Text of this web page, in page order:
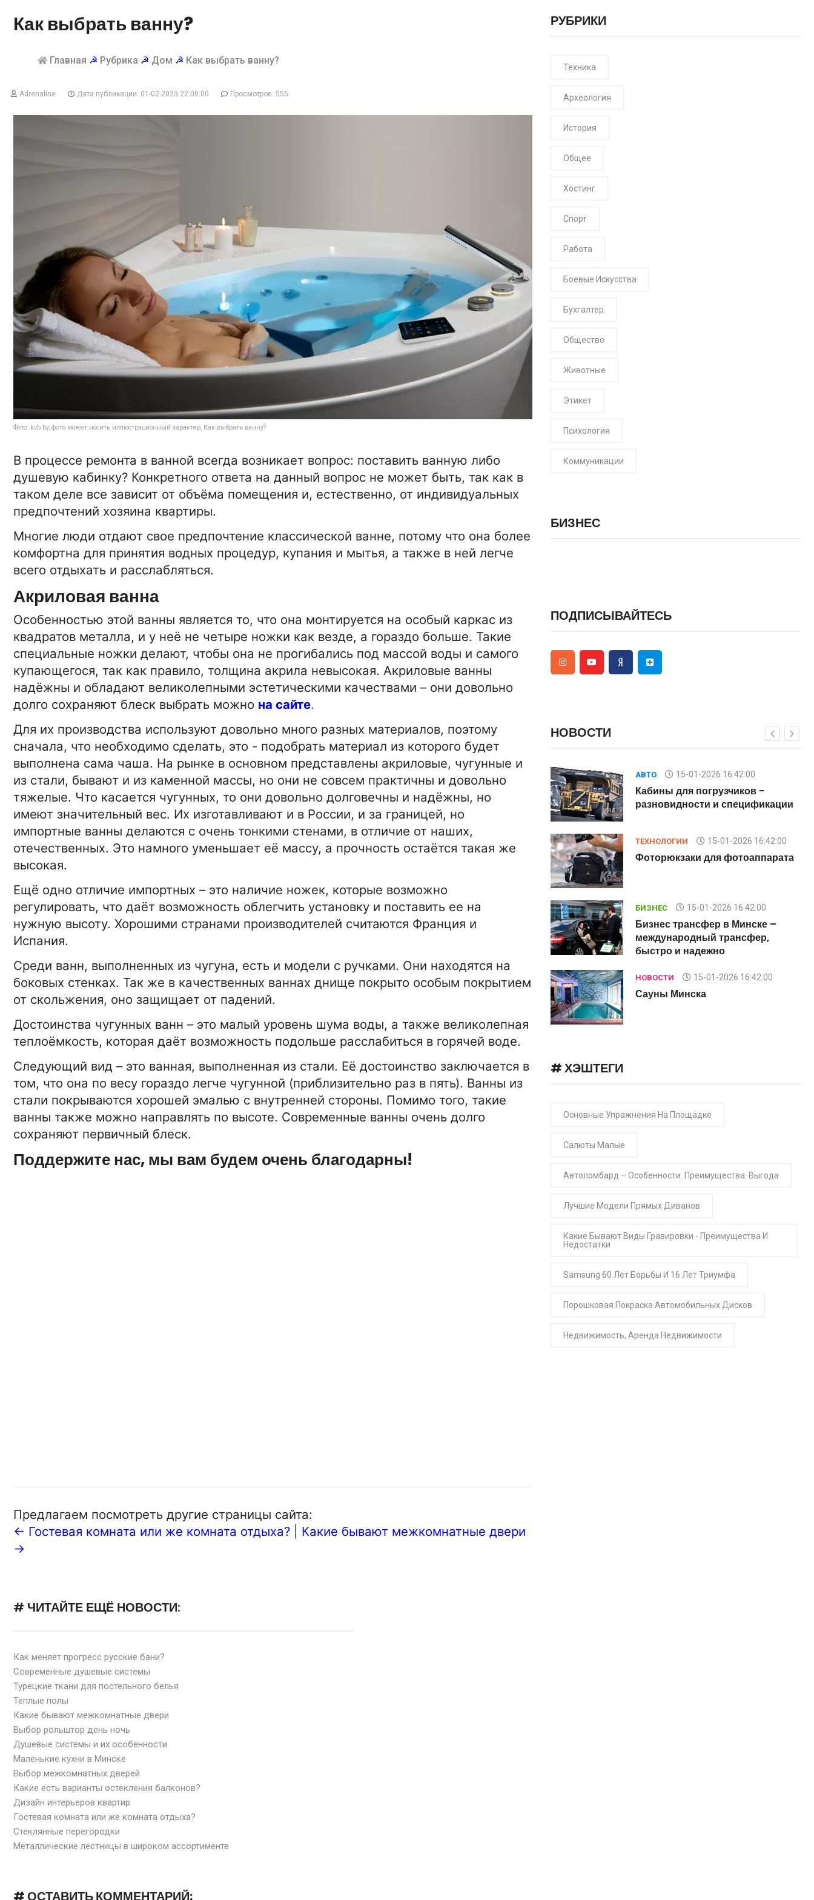
Как выбрать ванну?
Главная ☭ Рубрика ☭ Дом ☭ Как выбрать ванну?
Adrenaline Дата публикации: 01-02-2023 22:00:00 Просмотров: 555
Фото: kvb.by, фото может носить иллюстрационный характер, Как выбрать ванну?
В процессе ремонта в ванной всегда возникает вопрос: поставить ванную либо
душевую кабинку? Конкретного ответа на данный вопрос не может быть, так как в
таком деле все зависит от объёма помещения и, естественно, от индивидуальных
предпочтений хозяина квартиры.
Многие люди отдают свое предпочтение классической ванне, потому что она более
комфортна для принятия водных процедур, купания и мытья, а также в ней легче
всего отдыхать и расслабляться.
Акриловая ванна
Особенностью этой ванны является то, что она монтируется на особый каркас из
квадратов металла, и у неё не четыре ножки как везде, а гораздо больше. Такие
специальные ножки делают, чтобы она не прогибались под массой воды и самого
купающегося, так как правило, толщина акрила невысокая. Акриловые ванны
надёжны и обладают великолепными эстетическими качествами – они довольно
долго сохраняют блеск выбрать можно на сайте.
Для их производства используют довольно много разных материалов, поэтому
сначала, что необходимо сделать, это - подобрать материал из которого будет
выполнена сама чаша. На рынке в основном представлены акриловые, чугунные и
из стали, бывают и из каменной массы, но они не совсем практичны и довольно
тяжелые. Что касается чугунных, то они довольно долговечны и надёжны, но
имеют значительный вес. Их изготавливают и в России, и за границей, но
импортные ванны делаются с очень тонкими стенами, в отличие от наших,
отечественных. Это намного уменьшает её массу, а прочность остаётся такая же
высокая.
Ещё одно отличие импортных – это наличие ножек, которые возможно
регулировать, что даёт возможность облегчить установку и поставить ее на
нужную высоту. Хорошими странами производителей считаются Франция и
Испания.
Среди ванн, выполненных из чугуна, есть и модели с ручками. Они находятся на
боковых стенках. Так же в качественных ваннах днище покрыто особым покрытием
от скольжения, оно защищает от падений.
Достоинства чугунных ванн – это малый уровень шума воды, а также великолепная
теплоёмкость, которая даёт возможность подольше расслабиться в горячей воде.
Следующий вид – это ванная, выполненная из стали. Её достоинство заключается в
том, что она по весу гораздо легче чугунной (приблизительно раз в пять). Ванны из
стали покрываются хорошей эмалью с внутренней стороны. Помимо того, такие
ванны также можно направлять по высоте. Современные ванны очень долго
сохраняют первичный блеск.
Поддержите нас, мы вам будем очень благодарны!
Предлагаем посмотреть другие страницы сайта:
← Гостевая комната или же комната отдыха?
Какие бывают межкомнатные двери
→
# ЧИТАЙТЕ ЕЩЁ НОВОСТИ:
Как меняет прогресс русские бани?
Современные душевые системы
Турецкие ткани для постельного белья
Теплые полы
Какие бывают межкомнатные двери
Выбор рольштор день ночь
Душевые системы и их особенности
Маленькие кухни в Минске
Выбор межкомнатных дверей
Какие есть варианты остекления балконов?
Дизайн интерьеров квартир
Гостевая комната или же комната отдыха?
Стеклянные перегородки
Металлические лестницы в широком ассортименте
# ОСТАВИТЬ КОММЕНТАРИЙ:
РУБРИКИ
Техника
Археология
История
Общее
Хостинг
Спорт
Работа
Боевые Искусства
Бухгалтер
Общество
Животные
Этикет
Психология
Коммуникации
БИЗНЕС
ПОДПИСЫВАЙТЕСЬ
НОВОСТИ
15-01-2026 16:42:00
Кабины для погрузчиков -
разновидности и спецификации
15-01-2026 16:42:00
Фоторюкзаки для фотоаппарата
БИЗНЕС 15-01-2026 16:42:00
Бизнес трансфер в Минске –
НОВОСТИ
Сауны Минска
Кабины для погрузчиков -
разновидности и спецификации
ТЕХНОЛОГИИ 15-01-2026 16:42:00
Фоторюкзаки для фотоаппарата
БИЗНЕС 15-01-2026 16:42:00
Бизнес трансфер в Минске –
НОВОСТИ
АВТО 15-01-2026 16:42:00
Кабины для погрузчиков -
разновидности и спецификации
ТЕХНОЛОГИИ 15-01-2026 16:42:00
Фоторюкзаки для фотоаппарата
БИЗНЕС 15-01-2026 16:42:00
Бизнес трансфер в Минске –
международный трансфер,
быстро и надежно
НОВОСТИ 15-01-2026 16:42:00
Сауны Минска
# ХЭШТЕГИ
Основные Упражнения На Площадке
Салюты Малые
Автоломбард – Особенности. Преимущества. Выгода
Лучшие Модели Прямых Диванов
Какие Бывают Виды Гравировки - Преимущества И
Недостатки
Samsung 60 Лет Борьбы И 16 Лет Триумфа
Порошковая Покраска Автомобильных Дисков
Недвижимость, Аренда Недвижимости